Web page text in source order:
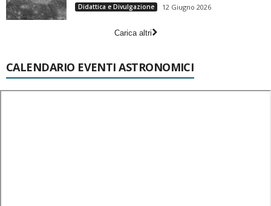
Didattica e Divulgazione 12 Giugno 2026
Carica altri
CALENDARIO EVENTI ASTRONOMICI